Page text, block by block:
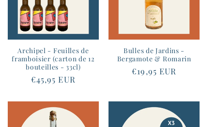
Archipel - Feuilles de
framboisier (carton de 12
bouteilles - 33cl)
Prix
€45,95 EUR
Bulles de Jardins -
Bergamote & Romarin
Prix
€19,95 EUR